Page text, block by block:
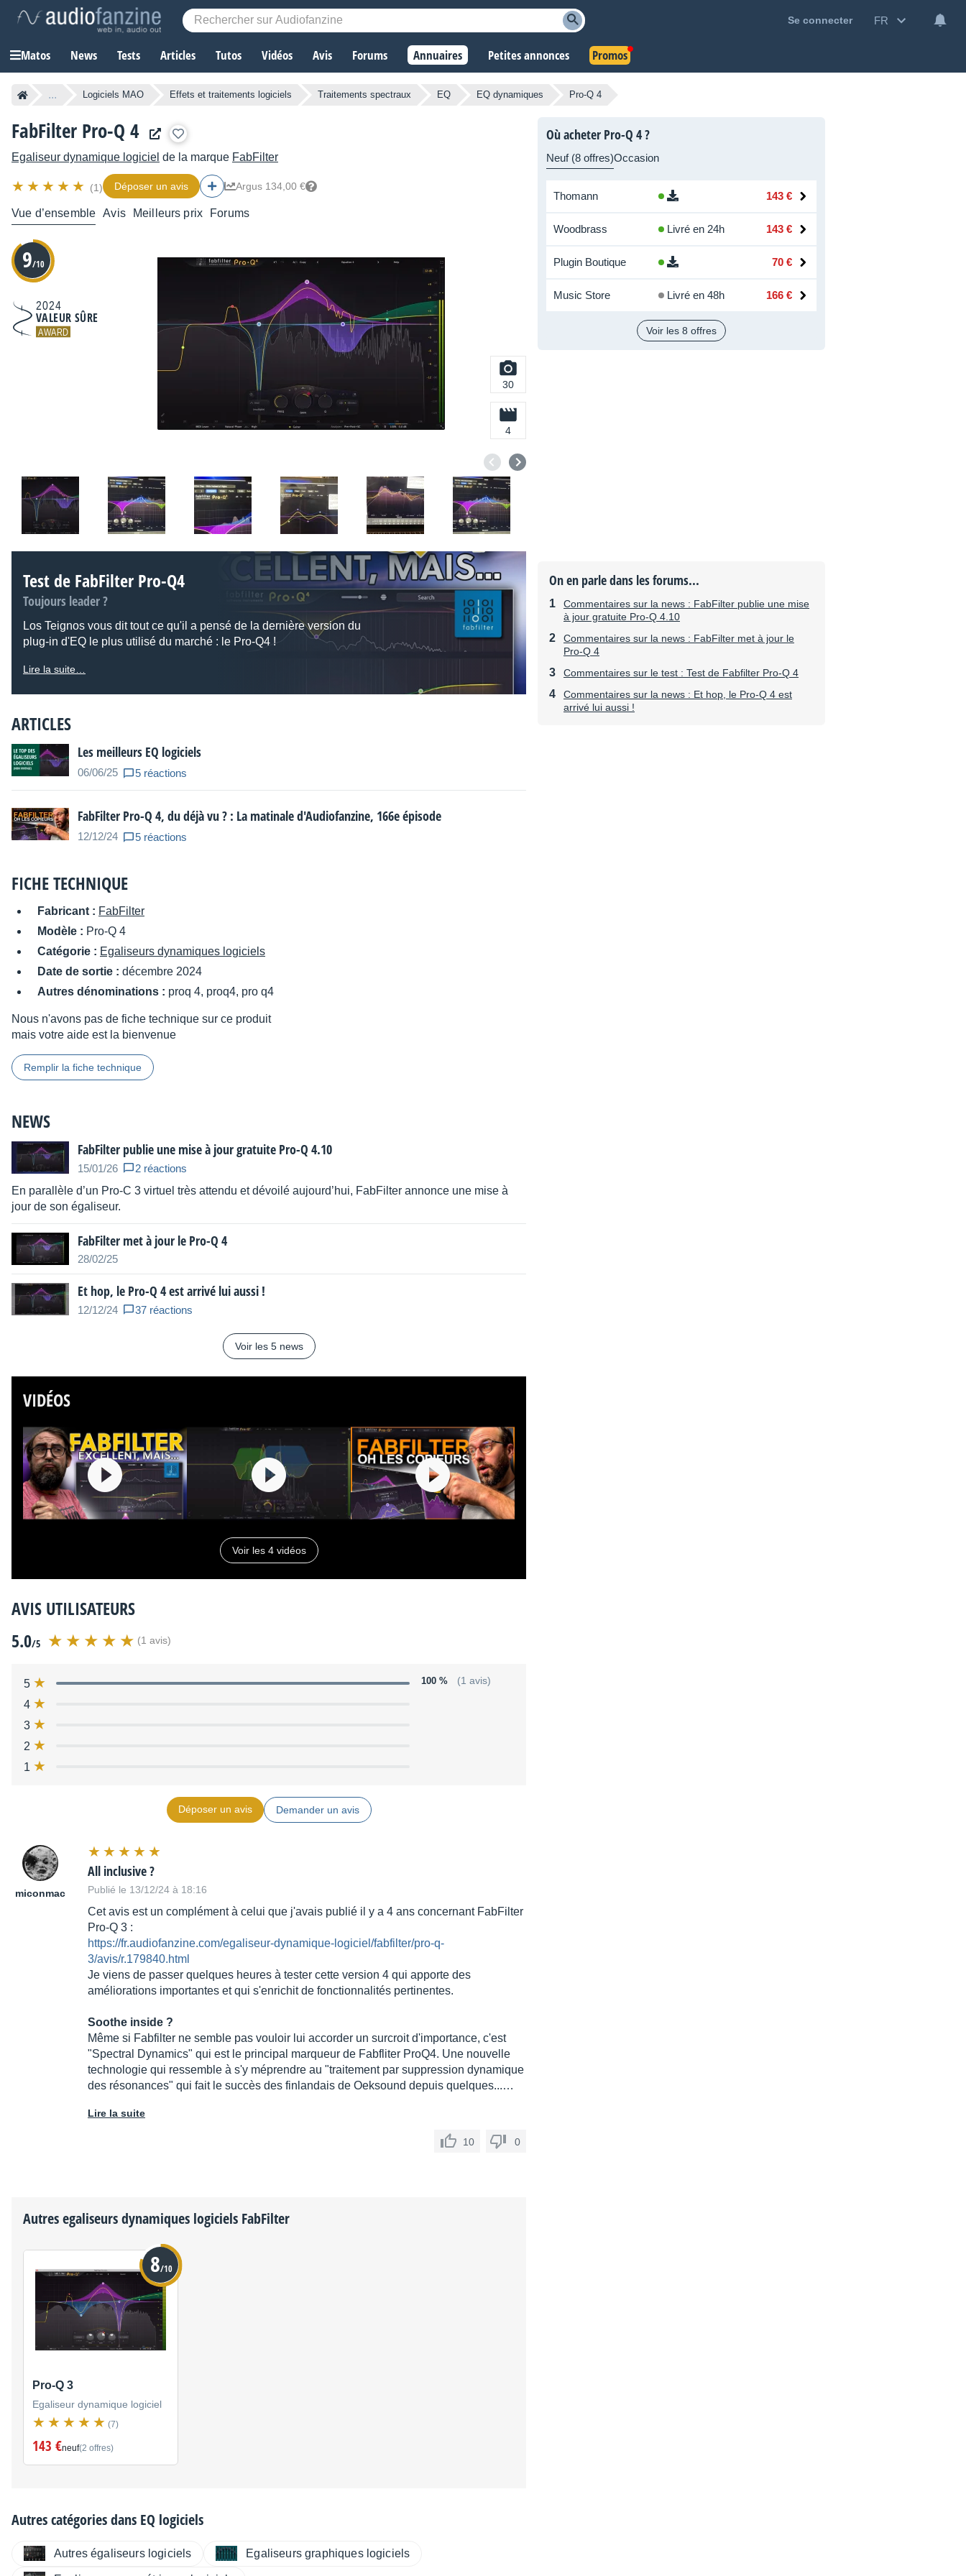
Se connecter FR
Matos News Tests Articles Tutos Vidéos Avis Forums Annuaires Petites annonces Promos
... Logiciels MAO Effets et traitements logiciels Traitements spectraux EQ EQ dynamiques Pro-Q 4
FabFilter Pro-Q 4
Egaliseur dynamique logiciel de la marque FabFilter
(1) Déposer un avis Argus 134,00 €
Vue d’ensemble Avis Meilleurs prix Forums
9/10
2024
VALEUR SÛRE
AWARD
30
4
Test de FabFilter Pro-Q4
Toujours leader ?
Los Teignos vous dit tout ce qu'il a pensé de la dernière version du
plug-in d'EQ le plus utilisé du marché : le Pro-Q4 !
Lire la suite…
ARTICLES
Les meilleurs EQ logiciels
06/06/25 5 réactions
FabFilter Pro-Q 4, du déjà vu ? : La matinale d'Audiofanzine, 166e épisode
12/12/24 5 réactions
FICHE TECHNIQUE
Fabricant : FabFilter
Modèle : Pro-Q 4
Catégorie : Egaliseurs dynamiques logiciels
Date de sortie : décembre 2024
Autres dénominations : proq 4, proq4, pro q4
Nous n'avons pas de fiche technique sur ce produit
mais votre aide est la bienvenue
Remplir la fiche technique
NEWS
FabFilter publie une mise à jour gratuite Pro-Q 4.10
15/01/26
2 réactions
En parallèle d’un Pro-C 3 virtuel très attendu et dévoilé aujourd’hui, FabFilter annonce une mise à
jour de son égaliseur.
FabFilter met à jour le Pro-Q 4
28/02/25
Et hop, le Pro-Q 4 est arrivé lui aussi !
12/12/24 37 réactions
Voir les 5 news
VIDÉOS
Voir les 4 vidéos
AVIS UTILISATEURS
5.0/5 (1 avis)
5 100 % (1 avis)
4
3
2
1
Déposer un avis Demander un avis
miconmac
All inclusive ?
Publié le 13/12/24 à 18:16
Cet avis est un complément à celui que j'avais publié il y a 4 ans concernant FabFilter
Pro-Q 3 :
https://fr.audiofanzine.com/egaliseur-dynamique-logiciel/fabfilter/pro-q-
3/avis/r.179840.html
Je viens de passer quelques heures à tester cette version 4 qui apporte des
améliorations importantes et qui s'enrichit de fonctionnalités pertinentes.
Soothe inside ?
Même si Fabfilter ne semble pas vouloir lui accorder un surcroit d'importance, c'est
"Spectral Dynamics" qui est le principal marqueur de Fabfliter ProQ4. Une nouvelle
technologie qui ressemble à s'y méprendre au "traitement par suppression dynamique
des résonances" qui fait le succès des finlandais de Oeksound depuis quelques...…
Lire la suite
10 0
Autres egaliseurs dynamiques logiciels FabFilter
8/10
Pro-Q 3
Egaliseur dynamique logiciel
(7)
143 €neuf(2 offres)
Autres catégories dans EQ logiciels
Autres égaliseurs logiciels Egaliseurs graphiques logiciels
Où acheter Pro-Q 4 ?
Neuf (8 offres)Occasion
Thomann 143 €
Woodbrass Livré en 24h 143 €
Plugin Boutique 70 €
Music Store Livré en 48h 166 €
Voir les 8 offres
On en parle dans les forums...
Commentaires sur la news : FabFilter publie une mise
à jour gratuite Pro-Q 4.10
Commentaires sur la news : FabFilter met à jour le
Pro-Q 4
Commentaires sur le test : Test de Fabfilter Pro-Q 4
Commentaires sur la news : Et hop, le Pro-Q 4 est
arrivé lui aussi !